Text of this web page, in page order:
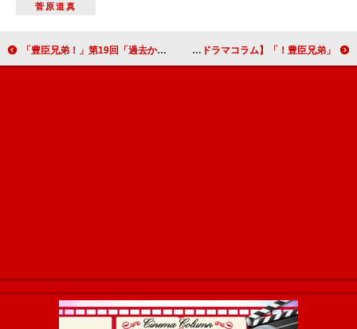
菅原道真
「豊臣兄弟！」第19回「過去からの刺客」慶の心を動かした小一郎の言葉【大河ドラマコラム】 「豊臣兄弟！」第20回「本物の平蜘蛛」不思議な印象を残した松永久秀の最期【大河ドラマコラム】